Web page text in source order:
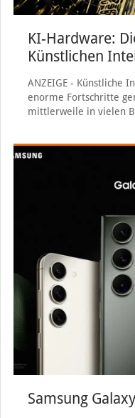
KI-Hardware:
Künstlichen
ANZEIGE - Künstliche
enorme Fortschritte
mittlerweile in vielen
Samsung